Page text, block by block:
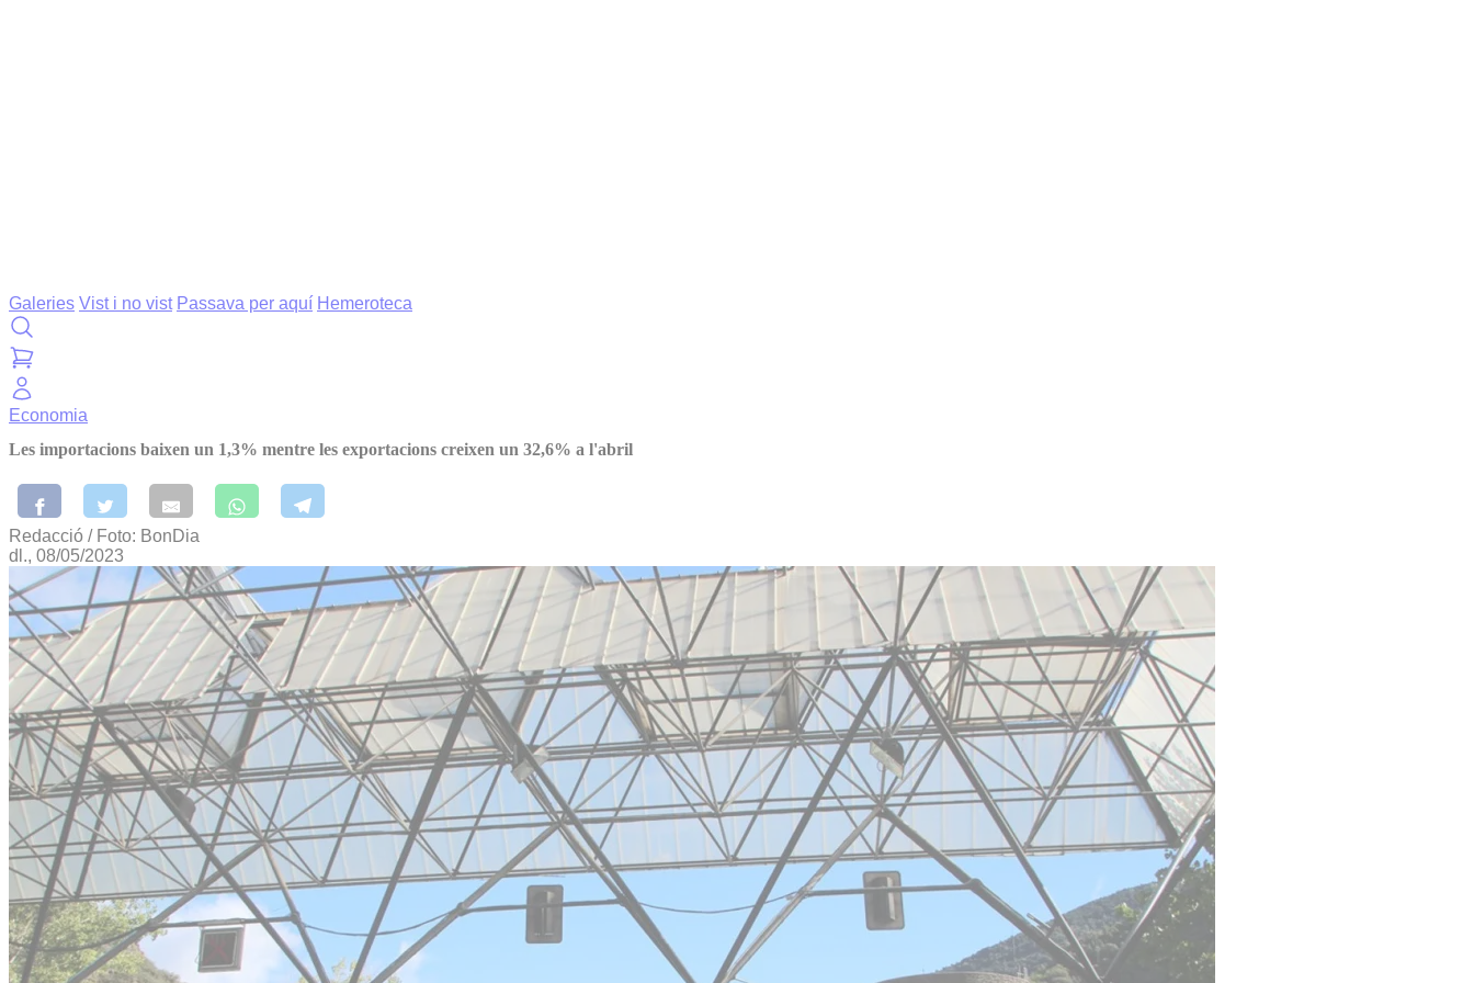
Galeries Vist i no vist Passava per aquí Hemeroteca
Economia
Les importacions baixen un 1,3% mentre les exportacions creixen un 32,6% a l'abril
Redacció / Foto: BonDia
dl., 08/05/2023